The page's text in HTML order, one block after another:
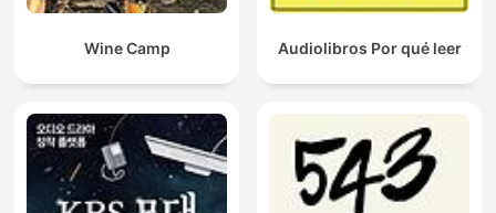
Wine Camp Audiolibros Por qué leer